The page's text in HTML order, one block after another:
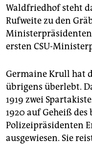
Waldfriedhof steht
Rufweite zu den
ersten CSU-
Germaine Krull hat
übrigens überlebt.
1919 zwei
1920 auf Geheiß
Polizeipräsidenten
ausgewiesen. Sie